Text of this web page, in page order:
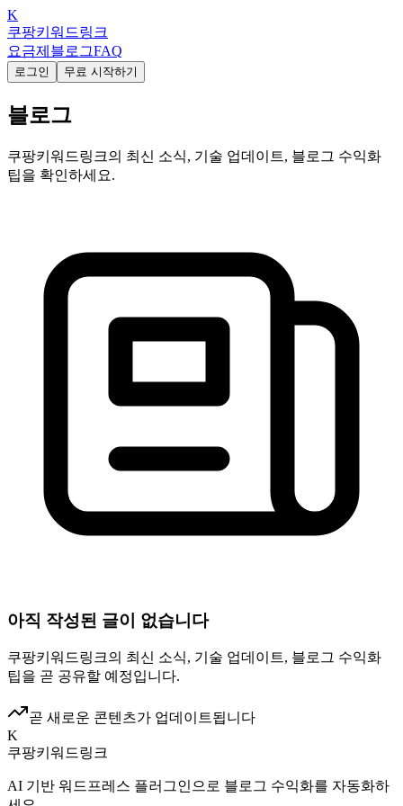
K
쿠팡키워드링크
요금제 블로그FAQ
로그인 무료 시작하기
블로그
쿠팡키워드링크의 최신 소식, 기술 업데이트, 블로그 수익화
팁을 확인하세요.
아직 작성된 글이 없습니다
쿠팡키워드링크의 최신 소식, 기술 업데이트, 블로그 수익화
팁을 곧 공유할 예정입니다.
곧 새로운 콘텐츠가 업데이트됩니다
K
쿠팡키워드링크
AI 기반 워드프레스 플러그인으로 블로그 수익화를 자동화하